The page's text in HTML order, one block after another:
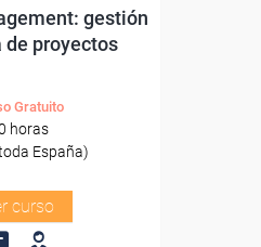
gestión
de proyectos
Gratuito
horas
España)
curso